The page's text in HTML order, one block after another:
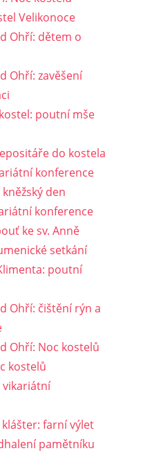
Velikonoce
Ohří: dětem o
Ohří: zavěšení
poutní mše
do kostela
konference
den
konference
ke sv. Anně
setkání
poutní
Ohří: čištění rýn a
Ohří: Noc kostelů
kostelů
vikariátní
farní výlet
pamětníku